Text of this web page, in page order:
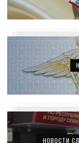
НОВОСТИ